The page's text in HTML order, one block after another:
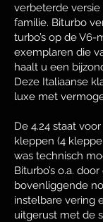
verbeterde
familie. Biturbo
turbo’s op de
exemplaren die
haalt u een
Deze Italiaanse
luxe met
De 4.24 staat
kleppen (4
was technisch
Biturbo’s o.a.
bovenliggende
instelbare vering
uitgerust met de